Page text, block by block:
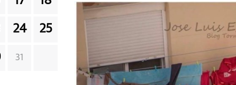
24 25
31